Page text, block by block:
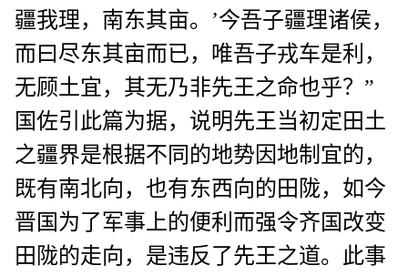
疆我理，南东其亩。’今吾子疆理诸侯，
而曰尽东其亩而已，唯吾子戎车是利，
无顾土宜，其无乃非先王之命也乎？”
国佐引此篇为据，说明先王当初定田土
之疆界是根据不同的地势因地制宜的，
既有南北向，也有东西向的田陇，如今
晋国为了军事上的便利而强令齐国改变
田陇的走向，是违反了先王之道。此事